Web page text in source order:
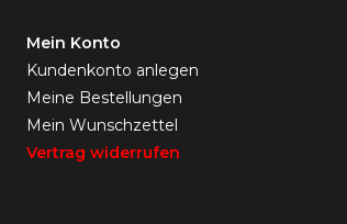
Mein Konto
Kundenkonto anlegen
Meine Bestellungen
Mein Wunschzettel
Vertrag widerrufen